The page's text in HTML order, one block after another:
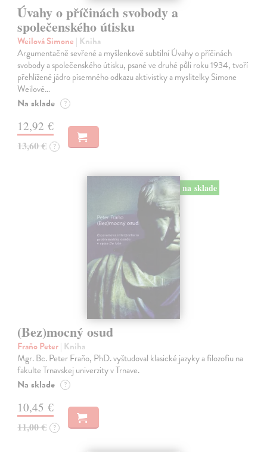
Úvahy o příčinách svobody a
společenského útisku
Weilová Simone | Kniha
Argumentačně sevřené a myšlenkově subtilní Úvahy o příčinách
svobody a společenského útisku, psané ve druhé půli roku 1934, tvoří
přehlížené jádro písemného odkazu aktivistky a myslitelky Simone
Weilové…
Na sklade ?
12,92 €
13,60 € ?
na sklade
(Bez)mocný osud
Fraňo Peter| Kniha
Mgr. Bc. Peter Fraňo, PhD. vyštudoval klasické jazyky a filozofiu na
fakulte Trnavskej univerzity v Trnave.
Na sklade ?
10,45 €
11,00 € ?